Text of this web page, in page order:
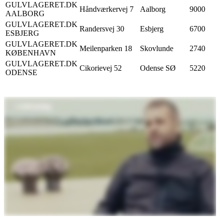
GULVLAGERET.DK
AALBORG
Håndværkervej 7 Aalborg
9000
GULVLAGERET.DK
ESBJERG
Randersvej 30 Esbjerg
6700
GULVLAGERET.DK
KØBENHAVN
Meilenparken 18 Skovlunde
2740
GULVLAGERET.DK
ODENSE
Cikorievej 52 Odense SØ 5220